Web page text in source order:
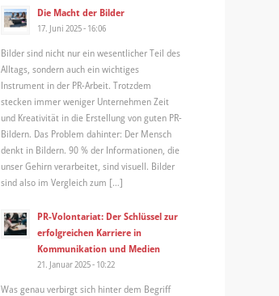
Die Macht der Bilder
17. Juni 2025 - 16:06
Bilder sind nicht nur ein wesentlicher Teil des
Alltags, sondern auch ein wichtiges
Instrument in der PR-Arbeit. Trotzdem
stecken immer weniger Unternehmen Zeit
und Kreativität in die Erstellung von guten PR-
Bildern. Das Problem dahinter: Der Mensch
denkt in Bildern. 90 % der Informationen, die
unser Gehirn verarbeitet, sind visuell. Bilder
sind also im Vergleich zum […]
PR-Volontariat: Der Schlüssel zur
erfolgreichen Karriere in
Kommunikation und Medien
21. Januar 2025 - 10:22
Was genau verbirgt sich hinter dem Begriff